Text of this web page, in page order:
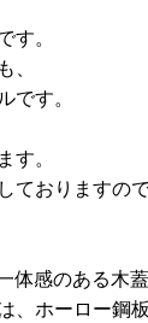
。
、
す。
す。
おりますので
感のある木蓋
、ホーロー鋼